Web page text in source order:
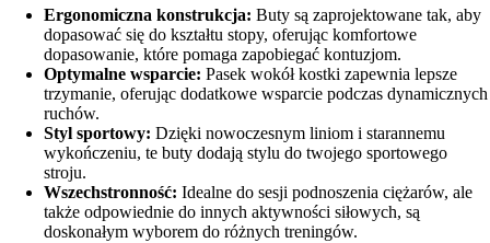
Ergonomiczna konstrukcja: Buty są zaprojektowane tak, aby
dopasować się do kształtu stopy, oferując komfortowe
dopasowanie, które pomaga zapobiegać kontuzjom.
Optymalne wsparcie: Pasek wokół kostki zapewnia lepsze
trzymanie, oferując dodatkowe wsparcie podczas dynamicznych
ruchów.
Styl sportowy: Dzięki nowoczesnym liniom i starannemu
wykończeniu, te buty dodają stylu do twojego sportowego
stroju.
Wszechstronność: Idealne do sesji podnoszenia ciężarów, ale
także odpowiednie do innych aktywności siłowych, są
doskonałym wyborem do różnych treningów.